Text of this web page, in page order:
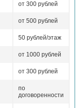
от 300 рублей
от 500 рублей
50 рублей/этаж
от 1000 рублей
от 300 рублей
по
договоренности